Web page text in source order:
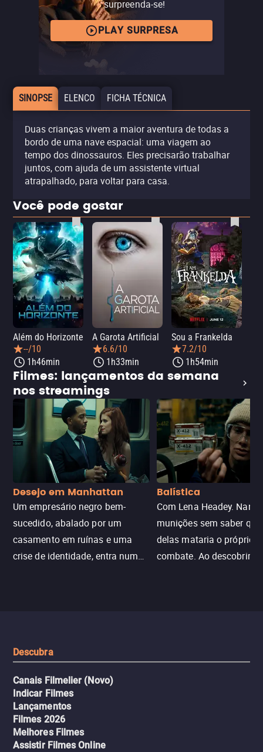
surpreenda-se!
PLAY SURPRESA
SINOPSE ELENCO FICHA TÉCNICA
Duas crianças vivem a maior aventura de todas a
bordo de uma nave espacial: uma viagem ao
tempo dos dinossauros. Eles precisarão trabalhar
juntos, com ajuda de um assistente virtual
atrapalhado, para voltar para casa.
Você pode gostar
Além do Horizonte
--/10
1h46min
A Garota Artificial
6.6/10
1h33min
Sou a Frankelda
7.2/10
1h54min
Filmes: lançamentos da semana
nos streamings
Desejo em Manhattan
Um empresário negro bem-
sucedido, abalado por um
casamento em ruínas e uma
crise de identidade, entra num
Balística
Com Lena Headey.
munições sem saber
delas mataria o próprio
combate. Ao descobrir a
Descubra
Canais Filmelier (Novo)
Indicar Filmes
Lançamentos
Filmes 2026
Melhores Filmes
Assistir Filmes Online